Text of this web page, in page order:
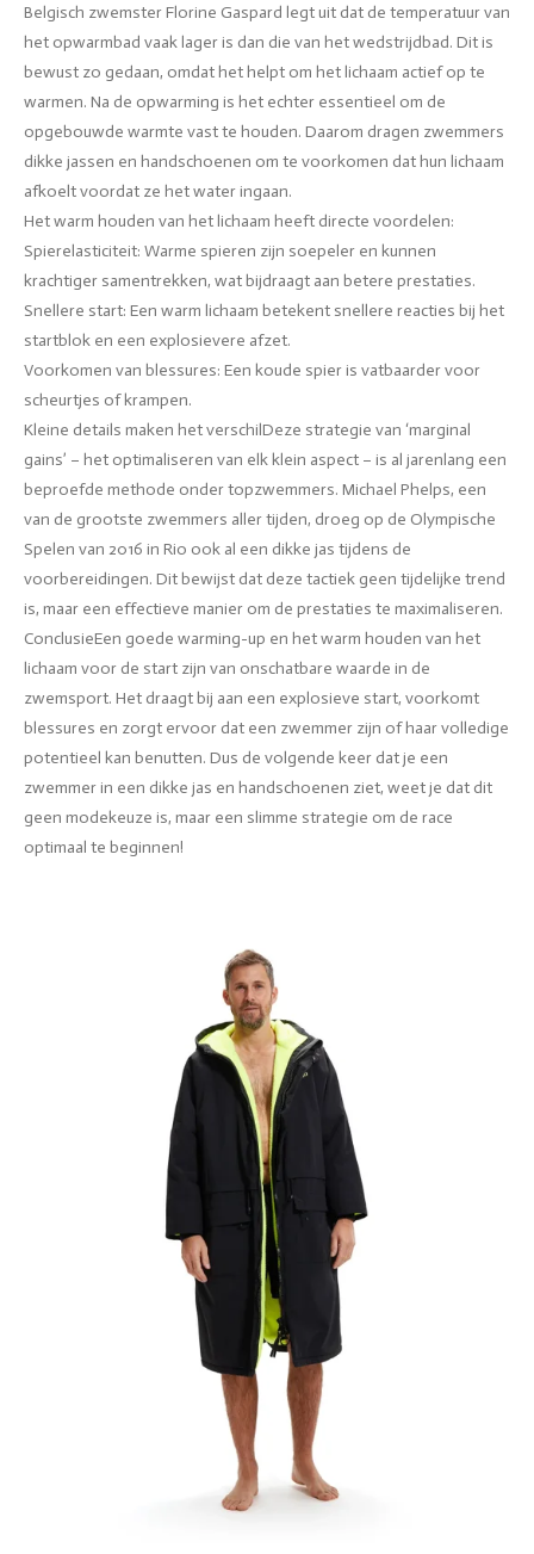
Belgisch zwemster Florine Gaspard legt uit dat de temperatuur van
het opwarmbad vaak lager is dan die van het wedstrijdbad. Dit is
bewust zo gedaan, omdat het helpt om het lichaam actief op te
warmen. Na de opwarming is het echter essentieel om de
opgebouwde warmte vast te houden. Daarom dragen zwemmers
dikke jassen en handschoenen om te voorkomen dat hun lichaam
afkoelt voordat ze het water ingaan.
Het warm houden van het lichaam heeft directe voordelen:
Spierelasticiteit: Warme spieren zijn soepeler en kunnen
krachtiger samentrekken, wat bijdraagt aan betere prestaties.
Snellere start: Een warm lichaam betekent snellere reacties bij het
startblok en een explosievere afzet.
Voorkomen van blessures: Een koude spier is vatbaarder voor
scheurtjes of krampen.
Kleine details maken het verschilDeze strategie van ‘marginal
gains’ – het optimaliseren van elk klein aspect – is al jarenlang een
beproefde methode onder topzwemmers. Michael Phelps, een
van de grootste zwemmers aller tijden, droeg op de Olympische
Spelen van 2016 in Rio ook al een dikke jas tijdens de
voorbereidingen. Dit bewijst dat deze tactiek geen tijdelijke trend
is, maar een effectieve manier om de prestaties te maximaliseren.
ConclusieEen goede warming-up en het warm houden van het
lichaam voor de start zijn van onschatbare waarde in de
zwemsport. Het draagt bij aan een explosieve start, voorkomt
blessures en zorgt ervoor dat een zwemmer zijn of haar volledige
potentieel kan benutten. Dus de volgende keer dat je een
zwemmer in een dikke jas en handschoenen ziet, weet je dat dit
geen modekeuze is, maar een slimme strategie om de race
optimaal te beginnen!